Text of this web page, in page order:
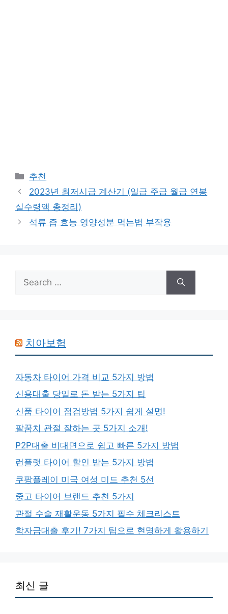
Categories
추천
2023년 최저시급 계산기 (일급 주급 월급 연봉
실수령액 총정리)
석류 즙 효능 영양성분 먹는법 부작용
for:
치아보험
자동차 타이어 가격 비교 5가지 방법
신용대출 당일로 돈 받는 5가지 팁
신품 타이어 점검방법 5가지 쉽게 설명!
팔꿈치 관절 잘하는 곳 5가지 소개!
P2P대출 비대면으로 쉽고 빠른 5가지 방법
런플랫 타이어 할인 받는 5가지 방법
쿠팡플레이 미국 여성 미드 추천 5선
중고 타이어 브랜드 추천 5가지
관절 수술 재활운동 5가지 필수 체크리스트
학자금대출 후기! 7가지 팁으로 현명하게 활용하기
최신 글